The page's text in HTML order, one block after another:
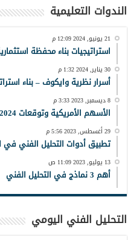
الندوات التعليمية
21 يونيو, 2024 12:09 م
استراتيجيات بناء محفظة
30 يناير, 2024 1:32 م
أسرار نظرية وايكوف – بناء
8 ديسمبر, 2023 3:33 م
الأسهم الأمريكية وتوقعات 2024 – استراتيجيات وفرص أهم 5 أسهم
29 أغسطس, 2023 5:56 م
تطبيق أدوات التحليل الفني في
13 يوليو, 2023 11:09 ص
أهم 3 نماذج في التحليل الفني
التحليل الفني اليومي